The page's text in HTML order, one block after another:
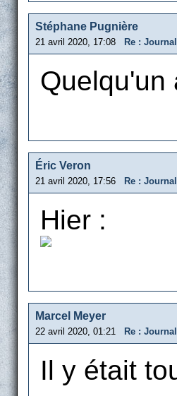
Stéphane Pugnière
21 avril 2020, 17:08 Re : Journal
Quelqu'un
Éric Veron
21 avril 2020, 17:56 Re : Journal
Hier :
Marcel Meyer
22 avril 2020, 01:21 Re : Journal
Il y était